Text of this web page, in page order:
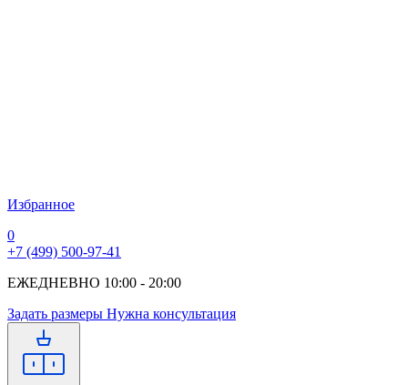
Избранное
0
+7 (499) 500-97-41
ЕЖЕДНЕВНО 10:00 - 20:00
Задать размеры Нужна консультация